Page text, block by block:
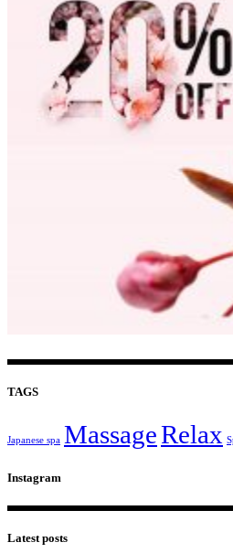
TAGS
Japanese spa MassageRelax
Instagram
Latest posts